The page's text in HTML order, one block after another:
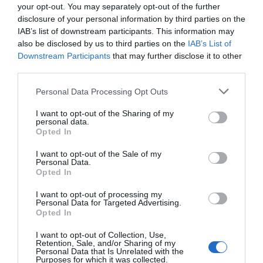
your opt-out. You may separately opt-out of the further
disclosure of your personal information by third parties on the
IAB’s list of downstream participants. This information may
also be disclosed by us to third parties on the IAB’s List of
Downstream Participants that may further disclose it to other
Personal Data Processing Opt Outs
I want to opt-out of the Sharing of my
personal data.
Opted In
I want to opt-out of the Sale of my
Personal Data.
Opted In
I want to opt-out of processing my
Personal Data for Targeted Advertising.
Opted In
I want to opt-out of Collection, Use,
Retention, Sale, and/or Sharing of my
Personal Data that Is Unrelated with the
Purposes for which it was collected.
preocupacions que, tot i que encara depenen de
la viabilitat del projecte, ja estan sobre la taula.
L'home darrere la quimera
ficció o a fantasia si no vingués d'un home com
Elon Musk.Inventor des de ben jove, amb 12
anys va vendre el seu primer programa
d'aprendre pel seu compte a escriure en codi. Ha
estat pioner en el camp de la banca electrònica,
les transaccions per Internet (va fundar i vendre
PayPal), la indústria aeroespacial, la del transport,
Amb 45 anys, és fundador i director de SpaceX